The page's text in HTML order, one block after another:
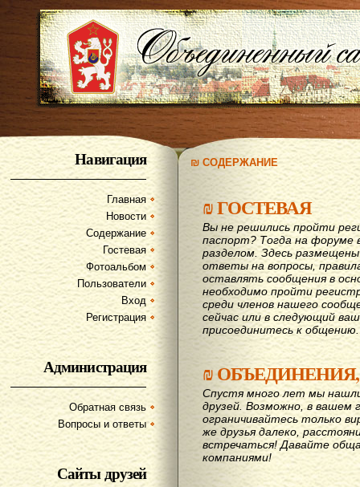
Навигация
Главная
Новости
Содержание
Гостевая
Фотоальбом
Пользователи
Вход
Регистрация
Администрация
Обратная связь
Вопросы и ответы
Сайты друзей
₪ СОДЕРЖАНИЕ
₪ГОСТЕВАЯ
Вы не решились пройти
паспорт? Тогда на форуме
разделом. Здесь
ответы на вопросы,
оставлять сообщения в
необходимо пройти
среди членов нашего
сейчас или в следующий
присоединитесь к общению.
₪
Спустя много лет мы
друзей. Возможно, в вашем
ограничивайтесь только
же друзья далеко,
вcтречаться! Давайте
компаниями!